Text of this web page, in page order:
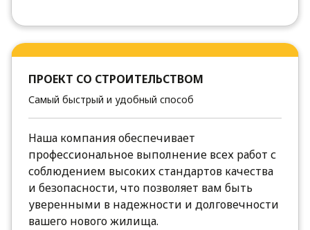
ПРОЕКТ СО СТРОИТЕЛЬСТВОМ
Самый быстрый и удобный способ
Наша компания обеспечивает
профессиональное выполнение всех работ с
соблюдением высоких стандартов качества
и безопасности, что позволяет вам быть
уверенными в надежности и долговечности
вашего нового жилища.